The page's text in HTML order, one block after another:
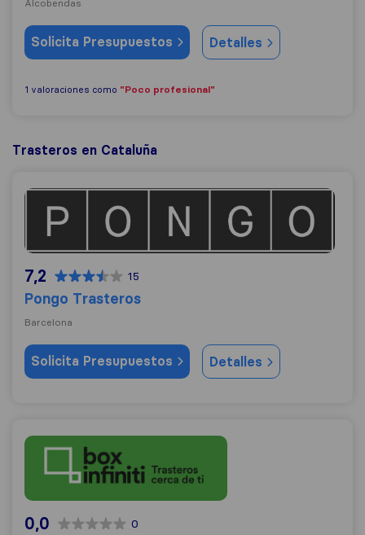
Alcobendas
Solicita Presupuestos Detalles
1 valoraciones como "Poco profesional"
Trasteros en Cataluña
Pongo Trasteros
7,2 15
Pongo Trasteros
Barcelona
Solicita Presupuestos Detalles
BoxInfiniti – Trasters de lloguer (Sants)
0,0 0